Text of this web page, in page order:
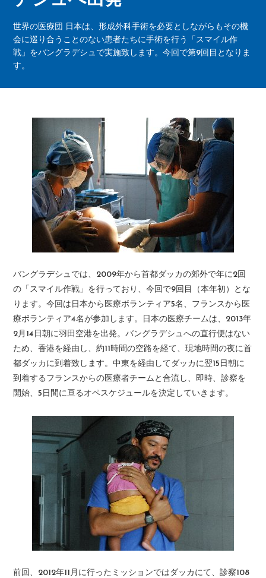
世界の医療団 日本は、形成外科手術を必要としながらもその機
会に巡り合うことのない患者たちに手術を行う「スマイル作
戦」をバングラデシュで実施致します。今回で第9回目となりま
す。
バングラデシュでは、2009年から首都ダッカの郊外で年に2回
の「スマイル作戦」を行っており、今回で9回目（本年初）とな
ります。今回は日本から医療ボランティア5名、フランスから医
療ボランティア4名が参加します。日本の医療チームは、2013年
2月14日朝に羽田空港を出発。バングラデシュへの直行便はない
ため、香港を経由し、約11時間の空路を経て、現地時間の夜に首
都ダッカに到着致します。中東を経由してダッカに翌15日朝に
到着するフランスからの医療者チームと合流し、即時、診察を
開始、5日間に亘るオペスケジュールを決定していきます。
前回、2012年11月に行ったミッションではダッカにて、診察108